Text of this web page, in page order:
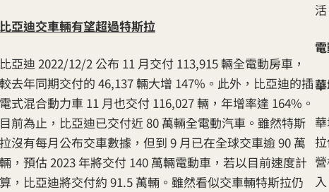
亞迪交車輛有望超過特斯拉
亞迪 2022/12/2 公布 11 月交付 113,915 輛全電動房車，
去年同期交付的 46,137 輛大增 147%。此外，比亞迪的插
式混合動力車 11 月也交付 116,027 輛，年增率達 164%。
前為止，比亞迪已交付近 80 萬輛全電動汽車。雖然特斯
沒有每月公布交車數據，但到 9 月已在全球交車逾 90 萬
，預估 2023 年將交付 140 萬輛電動車，若以目前速度計
，比亞迪將交付約 91.5 萬輛。雖然看似交車輛特斯拉仍
活